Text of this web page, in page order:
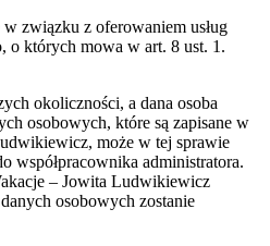
w związku z oferowaniem usług
o których mowa w art. 8 ust. 1.
okoliczności, a dana osoba
osobowych, które są zapisane w
może w tej sprawie
współpracownika administratora.
– Jowita Ludwikiewicz
osobowych zostanie